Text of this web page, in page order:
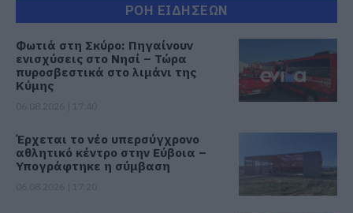
ΡΟΗ ΕΙΔΗΣΕΩΝ
Φωτιά στη Σκύρο: Πηγαίνουν
ενισχύσεις στο Νησί – Τώρα
πυροσβεστικά στο λιμάνι της
Κύμης
Έρχεται το νέο υπερσύγχρονο
αθλητικό κέντρο στην Εύβοια –
Υπογράφτηκε η σύμβαση